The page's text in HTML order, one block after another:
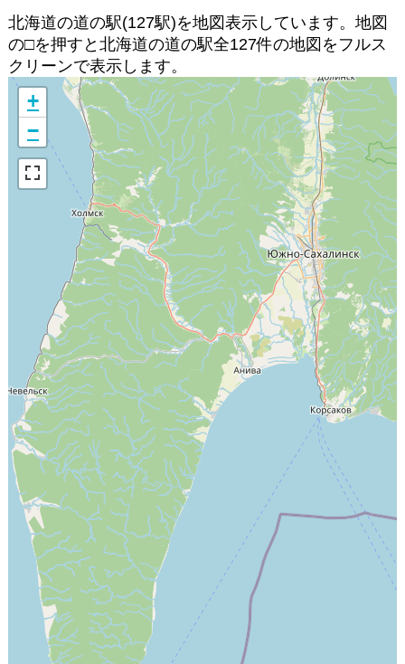
北海道の道の駅(127駅)を地図表示しています。地図
の□を押すと北海道の道の駅全127件の地図をフルス
クリーンで表示します。
+
−